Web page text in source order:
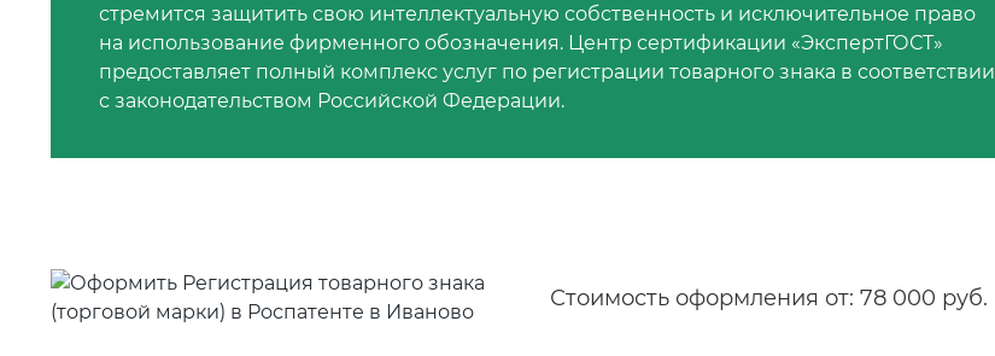
стремится защитить свою интеллектуальную собственность и исключительное право
на использование фирменного обозначения. Центр сертификации «ЭкспертГОСТ»
предоставляет полный комплекс услуг по регистрации товарного знака в соответствии
с законодательством Российской Федерации.
Стоимость оформления от: 78 000 руб.